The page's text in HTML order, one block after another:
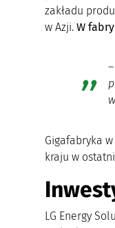
zakładu
w Azji. W
–
Gigafabryka
kraju w
LG Energy